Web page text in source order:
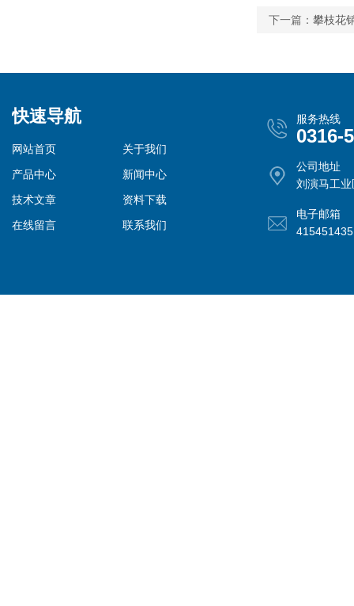
下一篇： 攀枝花
快速导航
网站首页
关于我们
产品中心
新闻中心
技术文章
资料下载
在线留言
联系我们
服务热线
0316-
公司地址
刘演马工业
电子邮箱